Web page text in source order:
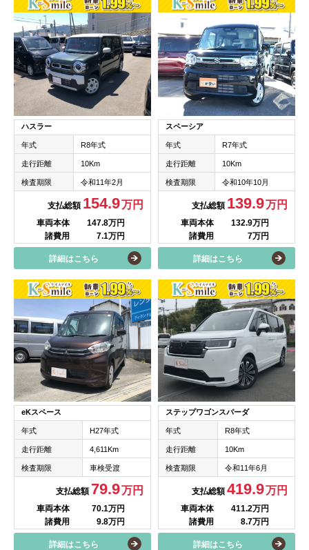
ハスラー
年式 R8年式
走行距離 10Km
検査期限 令和11年2月
支払総額 154.9万円
車両本体
147.8万円
諸費用
7.1万円
詳細はこちら
スペーシア
年式 R7年式
走行距離 10Km
検査期限 令和10年10月
支払総額 139.9万円
車両本体
132.9万円
諸費用
7万円
詳細はこちら
eKスペース
年式 H27年式
走行距離 4,611Km
検査期限 車検受渡
支払総額 79.9万円
車両本体
70.1万円
諸費用
9.8万円
詳細はこちら
ステップワゴンスパーダ
年式 R8年式
走行距離 10Km
検査期限 令和11年6月
支払総額419.9万円
車両本体
411.2万円
諸費用
8.7万円
詳細はこちら